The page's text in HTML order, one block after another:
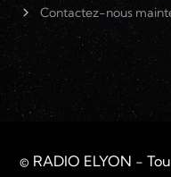
Contactez-nous
© RADIO ELYON -